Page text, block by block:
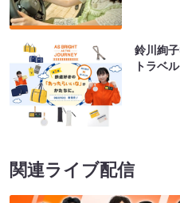
鈴川絢
トラベ
関連ライブ配信